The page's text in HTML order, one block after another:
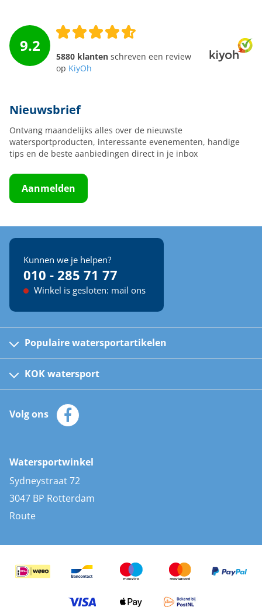
9.2
5880 klanten schreven een review
op KiyOh
Nieuwsbrief
Ontvang maandelijks alles over de nieuwste
watersportproducten, interessante evenementen, handige
tips en de beste aanbiedingen direct in je inbox
Aanmelden
Kunnen we je helpen?
010 - 285 71 77
Winkel is gesloten: mail ons
Populaire watersportartikelen
Kinder reddingsvesten
Automatische reddingsvesten
Zeilkleding
Zonnepanelen
AIS transponders
Stootwillen en fenders
Bootkussens
Zwemtrappen
KOK watersport
Klantenservice
Merken
Volg ons
Watersportwinkel
Sydneystraat 72
3047 BP Rotterdam
Route